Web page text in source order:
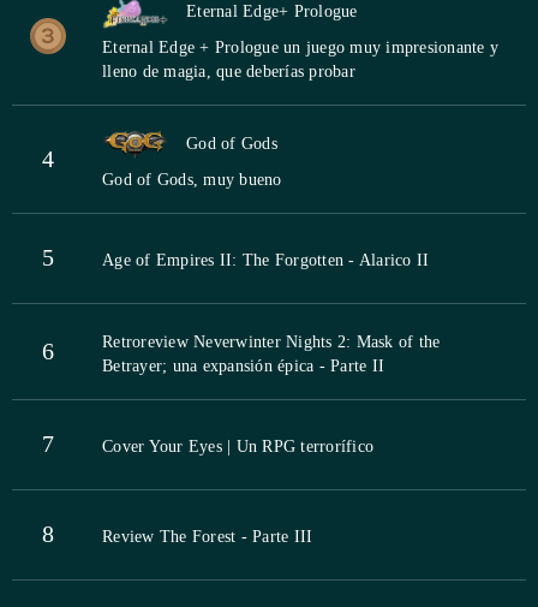
Eternal Edge+ Prologue
Eternal Edge + Prologue un juego muy impresionante y
lleno de magia, que deberías probar
4
God of Gods
God of Gods, muy bueno
5 Age of Empires II: The Forgotten - Alarico II
6
Retroreview Neverwinter Nights 2: Mask of the
Betrayer; una expansión épica - Parte II
7 Cover Your Eyes | Un RPG terrorífico
8 Review The Forest - Parte III